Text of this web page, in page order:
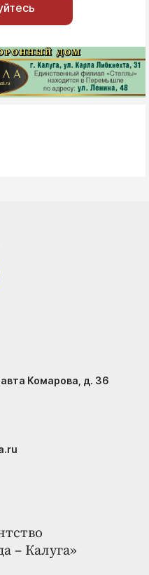
– Калуга»
Комарова, д. 36